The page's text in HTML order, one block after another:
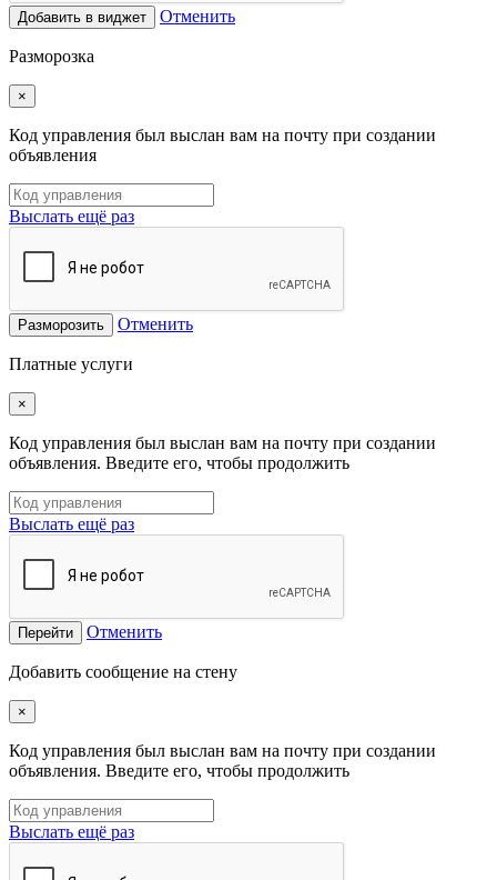
Добавить в виджет Отменить
Разморозка
×
Код управления был выслан вам на почту при создании
объявления
Выслать ещё раз
Разморозить Отменить
Платные услуги
×
Код управления был выслан вам на почту при создании
объявления. Введите его, чтобы продолжить
Выслать ещё раз
Перейти Отменить
Добавить сообщение на стену
×
Код управления был выслан вам на почту при создании
объявления. Введите его, чтобы продолжить
Выслать ещё раз